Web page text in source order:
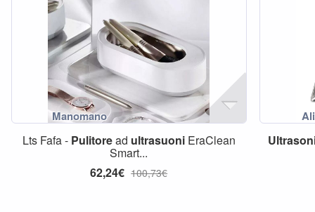
Lts Fafa - Pulitoread ultrasuoniEraClean
Smart...
62,24€ 100,73€